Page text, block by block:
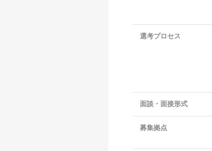
選考プロセス
面談・面接形式
募集拠点